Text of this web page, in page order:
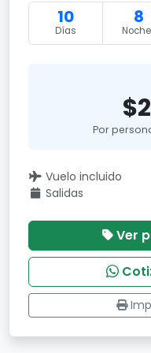
10
Días
8
Por
Vuelo incluido
Salidas
Ver